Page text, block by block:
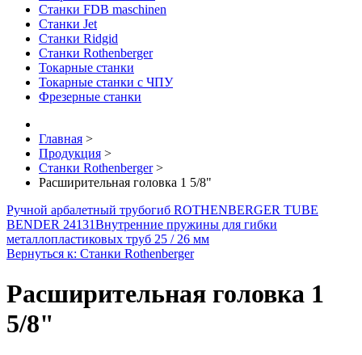
Станки FDB maschinen
Станки Jet
Станки Ridgid
Станки Rothenberger
Токарные станки
Токарные станки с ЧПУ
Фрезерные станки
Главная >
Продукция >
Станки Rothenberger >
Расширительная головка 1 5/8"
Ручной арбалетный трубогиб ROTHENBERGER TUBE
BENDER 24131Внутренние пружины для гибки
металлопластиковых труб 25 / 26 мм
Вернуться к: Станки Rothenberger
Расширительная головка 1
5/8"